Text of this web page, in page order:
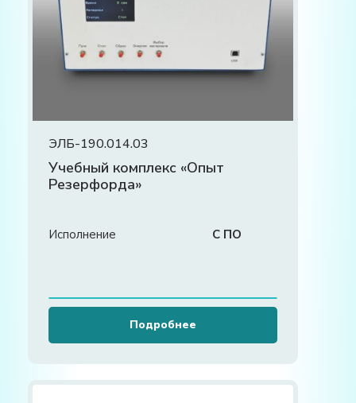
ЭЛБ-190.014.03
Учебный комплекс «Опыт
Резерфорда»
Исполнение С ПО
Подробнее